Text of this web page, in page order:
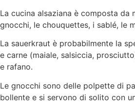
La cucina alsaziana è composta
gnocchi, le chouquettes, i sablé, le
La sauerkraut è probabilmente la
e carne (maiale, salsiccia,
e rafano.
Le gnocchi sono delle polpette di
bollente e si servono di solito con